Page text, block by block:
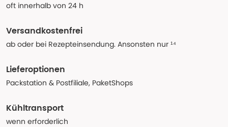
oft innerhalb von 24 h
Versandkostenfrei
ab oder bei Rezepteinsendung. Ansonsten nur ¹⁴
Lieferoptionen
Packstation & Postfiliale, PaketShops
Kühltransport
wenn erforderlich